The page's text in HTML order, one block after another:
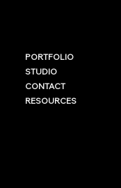
PORTFOLIO
STUDIO
CONTACT
RESOURCES